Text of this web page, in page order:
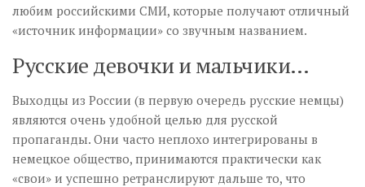
любим российскими СМИ, которые получают отличный
«источник информации» со звучным названием.
Русские девочки и мальчики…
Выходцы из России (в первую очередь русские немцы)
являются очень удобной целью для русской
пропаганды. Они часто неплохо интегрированы в
немецкое общество, принимаются практически как
«свои» и успешно ретранслируют дальше то, что